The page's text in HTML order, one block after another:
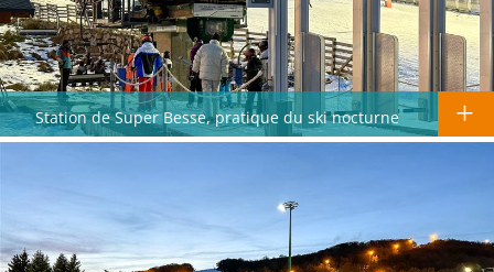
Station de Super Besse, pratique du ski nocturne